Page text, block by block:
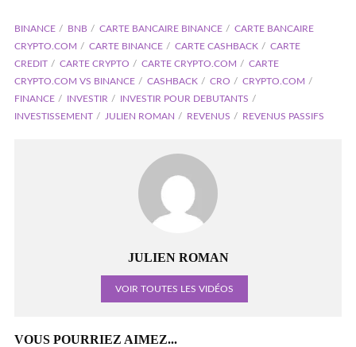
BINANCE BNB CARTE BANCAIRE BINANCE
CARTE BANCAIRE
CRYPTO.COM
CARTE BINANCE CARTE CASHBACK
CARTE
CREDIT
CARTE CRYPTO CARTE CRYPTO.COM
CARTE
CRYPTO.COM VS BINANCE
CASHBACK CRO
CRYPTO.COM
FINANCE
INVESTIR
INVESTIR POUR DEBUTANTS
INVESTISSEMENT
JULIEN ROMAN REVENUS REVENUS PASSIFS
JULIEN ROMAN
VOIR TOUTES LES VIDÉOS
VOUS POURRIEZ AIMEZ...